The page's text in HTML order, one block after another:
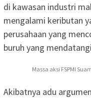
di kawasan industri
mengalami keributan
perusahaan yang
buruh yang
Massa aksi FSPMI
Akibatnya adu